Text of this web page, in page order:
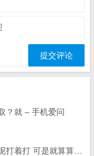
？就 – 手机爱问
锁定了怪物他为什么也不打呢